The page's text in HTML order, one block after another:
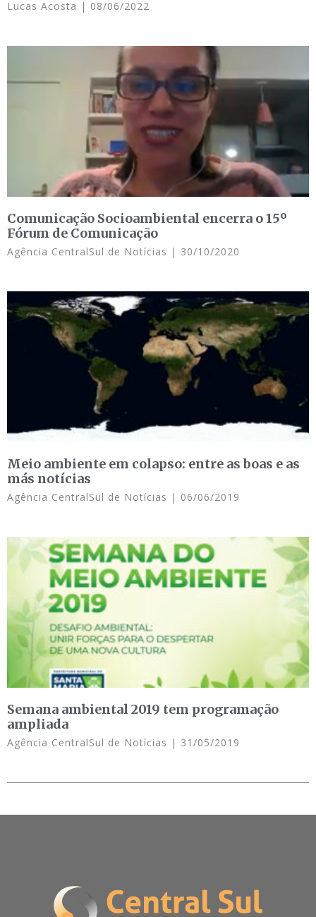
Lucas Acosta 08/06/2022
Comunicação Socioambiental encerra o 15º
Fórum de Comunicação
Agência CentralSul de Notícias 30/10/2020
Meio ambiente em colapso: entre as boas e as
más notícias
Agência CentralSul de Notícias 06/06/2019
Semana ambiental 2019 tem programação
ampliada
Agência CentralSul de Notícias 31/05/2019